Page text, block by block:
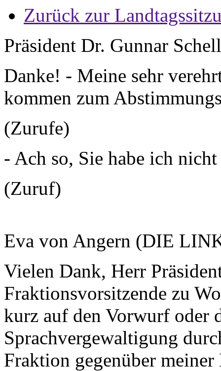
Zurück zur
Präsident Dr. Gunnar
Danke! - Meine sehr
kommen zum
(Zurufe)
- Ach so, Sie habe ich
(Zuruf)
Eva von Angern (DIE
Vielen Dank, Herr
Fraktionsvorsitzende zu
kurz auf den Vorwurf oder
Sprachvergewaltigung
Fraktion gegenüber